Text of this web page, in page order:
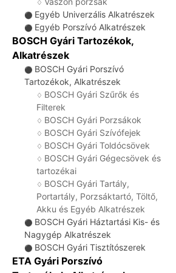
♢
⚫ Egyéb Univerzális Alkatrészek
⚫ Egyéb Porszívó Alkatrészek
BOSCH Gyári Tartozékok,
Alkatrészek
⚫ BOSCH Gyári Porszívó
Tartozékok, Alkatrészek
♢ BOSCH Gyári Szűrők és
Filterek
♢ BOSCH Gyári Porzsákok
♢ BOSCH Gyári Szívófejek
♢ BOSCH Gyári Toldócsövek
♢ BOSCH Gyári Gégecsövek és
tartozékai
♢ BOSCH Gyári Tartály,
Portartály, Porzsáktartó, Töltő,
Akku és Egyéb Alkatrészek
⚫ BOSCH Gyári Háztartási Kis- és
Nagygép Alkatrészek
⚫ BOSCH Gyári Tisztítószerek
ETA Gyári Porszívó